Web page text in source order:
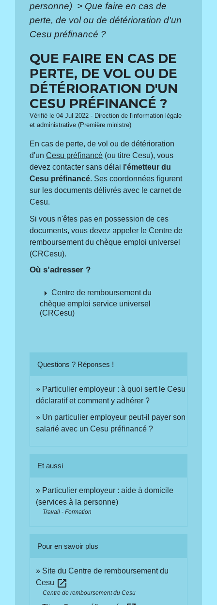
personne) > Que faire en cas de
perte, de vol ou de détérioration d'un
Cesu préfinancé ?
QUE FAIRE EN CAS DE
PERTE, DE VOL OU DE
DÉTÉRIORATION D'UN
CESU PRÉFINANCÉ ?
Vérifié le 04 Jul 2022 - Direction de l'information légale
et administrative (Première ministre)
En cas de perte, de vol ou de détérioration
d'unCesu préfinancé (ou titre Cesu), vous
devez contacter sans délai l'émetteur du
Cesu préfinancé. Ses coordonnées figurent
sur les documents délivrés avec le carnet de
Cesu.
Si vous n'êtes pas en possession de ces
documents, vous devez appeler le Centre de
remboursement du chèque emploi universel
(CRCesu).
Où s’adresser ?
arrow_rightCentre de remboursement du
chèque emploi service universel
(CRCesu)
Questions ? Réponses !
Particulier employeur : à quoi sert le Cesu
déclaratif et comment y adhérer ?
Un particulier employeur peut-il payer son
salarié avec un Cesu préfinancé ?
Et aussi
Particulier employeur : aide à domicile
(services à la personne)
Travail - Formation
Pour en savoir plus
Site du Centre de remboursement du
Cesu open_in_new
Centre de remboursement du Cesu